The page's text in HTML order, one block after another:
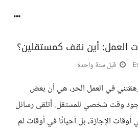
العمل: أين نقف كمستقلين؟
قبل سنة واحدة
في العمل الحر، هي أن بعض
وقت شخصي للمستقل. أتلقى رسائل
الإجازة، بل أحيانًا في أوقات لم